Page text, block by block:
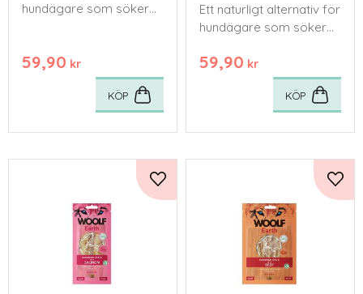
hundägare som söker
vänner.
59,90 kr
KÖP
Ett naturligt alternativ för
hundägare som söker
tugg till sina fyrbenta
59,90 kr
KÖP
Lägg till i favoriter